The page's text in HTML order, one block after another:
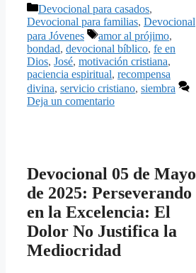
Categorías
Devocional para casados,
Devocional para familias, Devocional
para Jóvenes
Etiquetas
amor al prójimo,
bondad, devocional bíblico, fe en
Dios, José, motivación cristiana,
paciencia espiritual, recompensa
divina, servicio cristiano, siembra
Deja un comentario
Devocional 05 de Mayo
de 2025: Perseverando
en la Excelencia: El
Dolor No Justifica la
Mediocridad